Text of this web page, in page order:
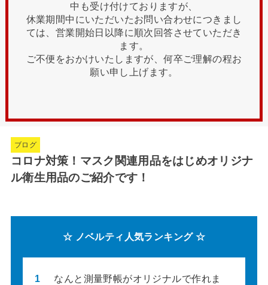
中も受け付けておりますが、
休業期間中にいただいたお問い合わせにつきまし
ては、営業開始日以降に順次回答させていただき
ます。
ご不便をおかけいたしますが、何卒ご理解の程お
願い申し上げます。
ブログ
コロナ対策！マスク関連用品をはじめオリジナ
ル衛生用品のご紹介です！
☆ ノベルティ人気ランキング ☆
1
なんと測量野帳がオリジナルで作れま